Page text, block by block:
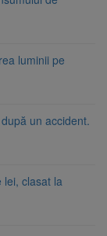
luminii pe
un accident.
lei, clasat la